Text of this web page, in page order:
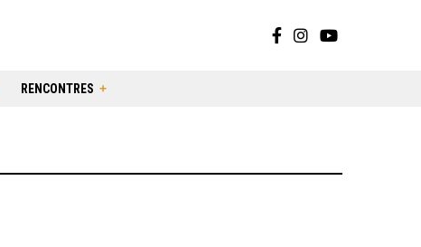
RENCONTRES